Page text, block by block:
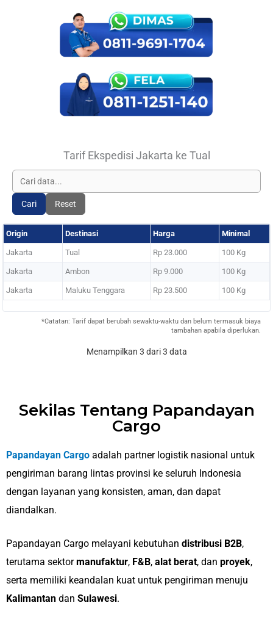
Tarif Ekspedisi Jakarta ke Tual
Cari Reset
Origin Destinasi Harga Minimal
Jakarta Tual Rp 23.000 100 Kg
Jakarta Ambon Rp 9.000 100 Kg
Jakarta Maluku Tenggara Rp 23.500 100 Kg
*Catatan: Tarif dapat berubah sewaktu-waktu dan belum termasuk biaya
tambahan apabila diperlukan.
Menampilkan 3 dari 3 data
Sekilas Tentang Papandayan
Cargo
Papandayan Cargo adalah partner logistik nasional untuk
pengiriman barang lintas provinsi ke seluruh Indonesia
dengan layanan yang konsisten, aman, dan dapat
diandalkan.
Papandayan Cargo melayani kebutuhan distribusi B2B,
terutama sektormanufaktur, F&B, alat berat, dan proyek,
serta memiliki keandalan kuat untuk pengiriman menuju
Kalimantan dan Sulawesi.